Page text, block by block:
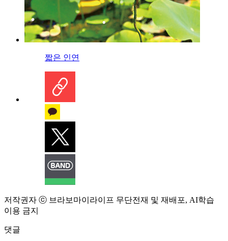
짧은 인연
저작권자 ⓒ 브라보마이라이프 무단전재 및 재배포, AI학습
이용 금지
댓글